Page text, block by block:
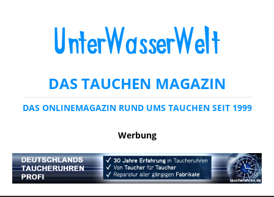
DAS TAUCHEN MAGAZIN
DAS ONLINEMAGAZIN RUND UMS TAUCHEN SEIT 1999
Werbung